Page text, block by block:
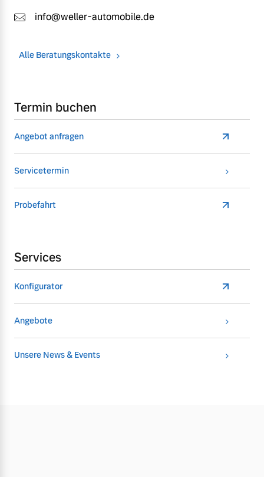
info@weller-automobile.de
Alle Beratungskontakte
Termin buchen
Angebot anfragen
Servicetermin
Probefahrt
Services
Konfigurator
Angebote
Unsere News & Events